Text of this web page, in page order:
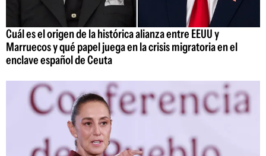
Cuál es el origen de la histórica alianza entre EEUU y
Marruecos y qué papel juega en la crisis migratoria en el
enclave español de Ceuta